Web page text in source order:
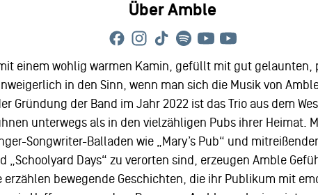
Über Amble
einem wohlig warmen Kamin, gefüllt mit gut gelaunten,
in den Sinn, wenn man sich die Musik von
Gründung der Band im Jahr 2022 ist das Trio aus dem
unterwegs als in den vielzähligen Pubs ihrer Heimat.
Songwriter-Balladen wie „Mary’s Pub“ und
„Schoolyard Days“ zu verorten sind, erzeugen Amble
erzählen bewegende Geschichten, die ihr Publikum mit